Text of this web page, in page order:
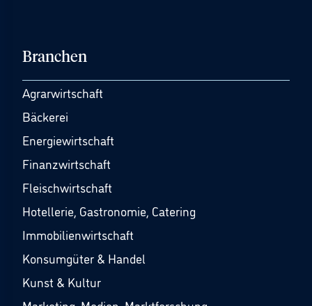
Branchen
Agrarwirtschaft
Bäckerei
Energiewirtschaft
Finanzwirtschaft
Fleischwirtschaft
Hotellerie, Gastronomie, Catering
Immobilienwirtschaft
Konsumgüter & Handel
Kunst & Kultur